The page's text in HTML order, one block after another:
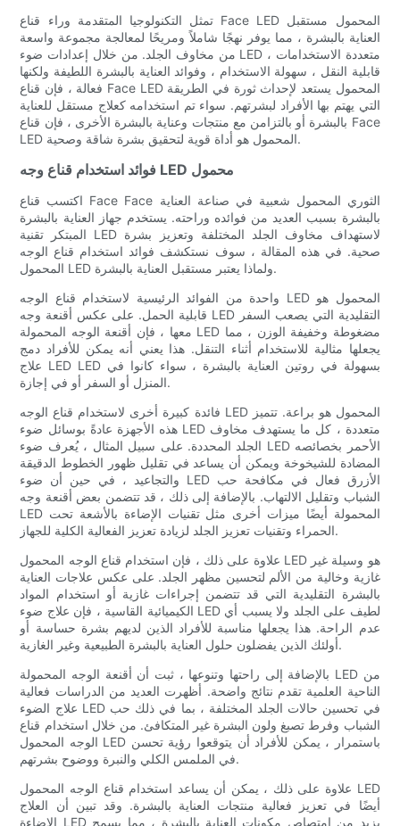
تمثل التكنولوجيا المتقدمة وراء قناع Face LED المحمول مستقبل
العناية بالبشرة ، مما يوفر نهجًا شاملاً ومريحًا لمعالجة مجموعة واسعة
من مخاوف الجلد. من خلال إعدادات ضوء LED متعددة الاستخدامات ،
قابلية النقل ، سهولة الاستخدام ، وفوائد العناية بالبشرة اللطيفة ولكنها
فعالة ، فإن قناع Face LED المحمول يستعد لإحداث ثورة في الطريقة
التي يهتم بها الأفراد لبشرتهم. سواء تم استخدامه كعلاج مستقل للعناية
بالبشرة أو بالتزامن مع منتجات وعناية بالبشرة الأخرى ، فإن قناع Face
LED المحمول هو أداة قوية لتحقيق بشرة شاقة وصحية.
فوائد استخدام قناع وجه LED محمول
اكتسب قناع Face Face الثوري المحمول شعبية في صناعة العناية
بالبشرة بسبب العديد من فوائده وراحته. يستخدم جهاز العناية بالبشرة
المبتكر تقنية LED لاستهداف مخاوف الجلد المختلفة وتعزيز بشرة
صحية. في هذه المقالة ، سوف نستكشف فوائد استخدام قناع الوجه
المحمول LED ولماذا يعتبر مستقبل العناية بالبشرة.
واحدة من الفوائد الرئيسية لاستخدام قناع الوجه LED المحمول هو
قابلية الحمل. على عكس أقنعة وجه LED التقليدية التي يصعب السفر
معها ، فإن أقنعة الوجه المحمولة LED مضغوطة وخفيفة الوزن ، مما
يجعلها مثالية للاستخدام أثناء التنقل. هذا يعني أنه يمكن للأفراد دمج
علاج LED LED بسهولة في روتين العناية بالبشرة ، سواء كانوا في
المنزل أو السفر أو في إجازة.
فائدة كبيرة أخرى لاستخدام قناع الوجه LED المحمول هو براعة. تتميز
هذه الأجهزة عادةً بوسائل ضوء LED متعددة ، كل ما يستهدف مخاوف
الجلد المحددة. على سبيل المثال ، يُعرف ضوء LED الأحمر بخصائصه
المضادة للشيخوخة ويمكن أن يساعد في تقليل ظهور الخطوط الدقيقة
والتجاعيد ، في حين أن ضوء LED الأزرق فعال في مكافحة حب
الشباب وتقليل الالتهاب. بالإضافة إلى ذلك ، قد تتضمن بعض أقنعة وجه
LED المحمولة أيضًا ميزات أخرى مثل تقنيات الإضاءة بالأشعة تحت
الحمراء وتقنيات تعزيز الجلد لزيادة تعزيز الفعالية الكلية للجهاز.
علاوة على ذلك ، فإن استخدام قناع الوجه المحمول LED هو وسيلة غير
غازية وخالية من الألم لتحسين مظهر الجلد. على عكس علاجات العناية
بالبشرة التقليدية التي قد تتضمن إجراءات غازية أو استخدام المواد
الكيميائية القاسية ، فإن علاج ضوء LED لطيف على الجلد ولا يسبب أي
عدم الراحة. هذا يجعلها مناسبة للأفراد الذين لديهم بشرة حساسة أو
أولئك الذين يفضلون حلول العناية بالبشرة الطبيعية وغير الغازية.
بالإضافة إلى راحتها وتنوعها ، ثبت أن أقنعة الوجه المحمولة LED من
الناحية العلمية تقدم نتائج واضحة. أظهرت العديد من الدراسات فعالية
علاج الضوء LED في تحسين حالات الجلد المختلفة ، بما في ذلك حب
الشباب وفرط تصبغ ولون البشرة غير المتكافئ. من خلال استخدام قناع
الوجه المحمول LED باستمرار ، يمكن للأفراد أن يتوقعوا رؤية تحسن
في الملمس الكلي والنبرة ووضوح بشرتهم.
علاوة على ذلك ، يمكن أن يساعد استخدام قناع الوجه المحمول LED
أيضًا في تعزيز فعالية منتجات العناية بالبشرة. وقد تبين أن العلاج
الإضاءة LED يزيد من امتصاص مكونات العناية بالبشرة ، مما يسمح